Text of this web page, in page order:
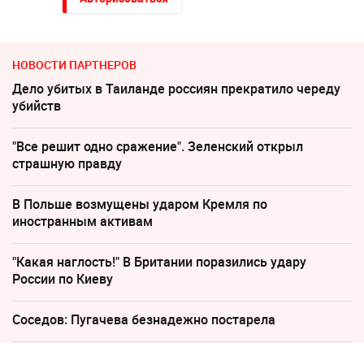
НОВОСТИ ПАРТНЕРОВ
Дело убитых в Таиланде россиян прекратило череду
убийств
"Все решит одно сражение". Зеленский открыл
страшную правду
В Польше возмущены ударом Кремля по
иностранным активам
"Какая наглость!" В Британии поразились удару
России по Киеву
Соседов: Пугачева безнадежно постарела